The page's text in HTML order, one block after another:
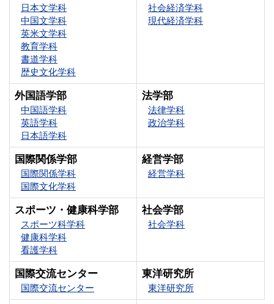
日本文学科
中国文学科
英米文学科
教育学科
書道学科
歴史文化学科
社会経済学科
現代経済学科
外国語学部
中国語学科
英語学科
日本語学科
法学部
法律学科
政治学科
国際関係学部
国際関係学科
国際文化学科
経営学部
経営学科
スポーツ・健康科学部
スポーツ科学科
健康科学科
看護学科
社会学部
社会学科
国際交流センター
国際交流センター
東洋研究所
東洋研究所